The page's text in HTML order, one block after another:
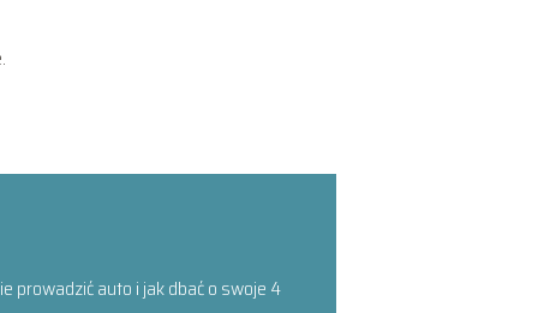
prowadzić auto i jak dbać o swoje 4